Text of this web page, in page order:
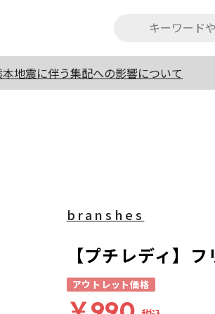
地震に伴う集配への影響について
branshes
【プチレディ】
アウトレット価格